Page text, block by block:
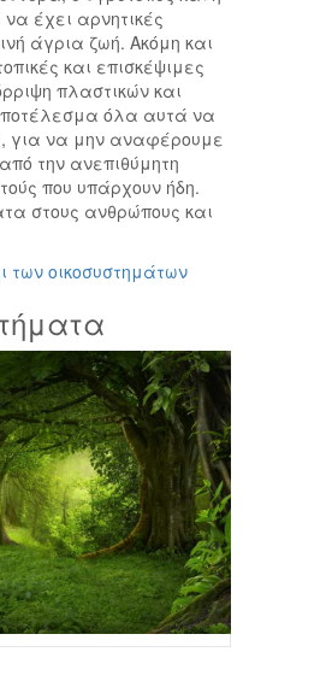
έχει αρνητικές
άγρια ζωή. Ακόμη και
και επισκέψιμες
πλαστικών και
όλα αυτά να
για να μην αναφέρουμε
την ανεπιθύμητη
που υπάρχουν ήδη.
στους ανθρώπους και
των οικοσυστημάτων